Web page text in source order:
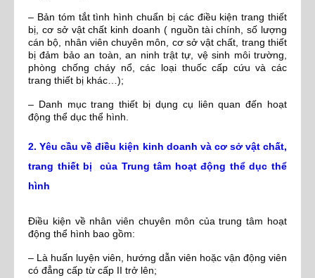
– Bản tóm tắt tình hình chuẩn bị các điều kiện trang thiết
bị, cơ sở vật chất kinh doanh ( nguồn tài chính, số lượng
cán bộ, nhân viên chuyên môn, cơ sở vật chất, trang thiết
bị đảm bảo an toàn, an ninh trật tự, vệ sinh môi trường,
phòng chống cháy nổ, các loại thuốc cấp cứu và các
trang thiết bị khác…);
– Danh mục trang thiết bị dụng cụ liên quan đến hoạt
động thể dục thể hình.
2. Yêu cầu về điều kiện kinh doanh và cơ sở vật chất,
trang thiết bị của Trung tâm hoạt động thể dục thể
hình
Điều kiện về nhân viên chuyên môn của trung tâm hoạt
động thể hình bao gồm:
– Là huấn luyện viên, hướng dẫn viên hoặc vận động viên
có đẳng cấp từ cấp II trở lên;